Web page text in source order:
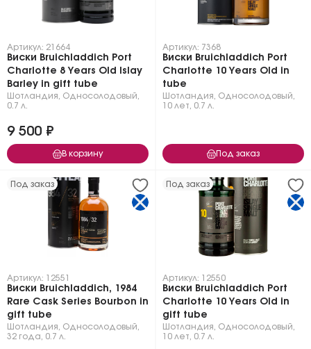
Артикул: 21664
Виски Bruichladdich Port
Charlotte 8 Years Old Islay
Barley in gift tube
Шотландия Односолодовый
0.7 л.
9 500 ₽
В корзину
Артикул: 7368
Виски Bruichladdich Port
Charlotte 10 Years Old in
tube
Шотландия Односолодовый
10 лет
0.7 л.
Под заказ
Под заказ
Артикул: 12551
Виски Bruichladdich, 1984
Rare Cask Series Bourbon in
gift tube
Шотландия Односолодовый
32 года
0.7 л.
Под заказ
Артикул: 12550
Виски Bruichladdich Port
Charlotte 10 Years Old in
gift tube
Шотландия Односолодовый
10 лет
0.7 л.